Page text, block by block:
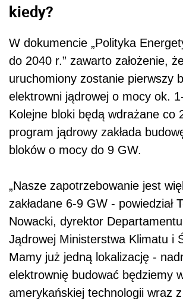
kiedy?
W dokumencie „Polityka
do 2040 r.” zawarto założenie,
uruchomiony zostanie pierwszy
elektrowni jądrowej o mocy ok.
Kolejne bloki będą wdrażane co
program jądrowy zakłada
bloków o mocy do 9 GW.
„Nasze zapotrzebowanie jest
zakładane 6-9 GW - powiedział
Nowacki, dyrektor
Jądrowej Ministerstwa Klimatu i
Mamy już jedną lokalizację -
elektrownię budować będziemy
amerykańskiej technologii wraz